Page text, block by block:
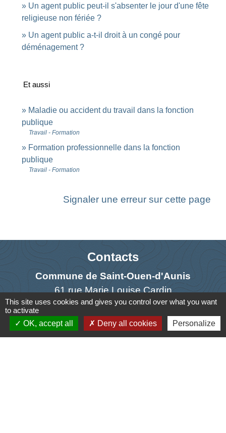
Un agent public peut-il s'absenter le jour d'une fête
religieuse non fériée ?
Un agent public a-t-il droit à un congé pour
déménagement ?
Et aussi
Maladie ou accident du travail dans la fonction
publique
Travail - Formation
Formation professionnelle dans la fonction
publique
Travail - Formation
Signaler une erreur sur cette page
Contacts
Commune de Saint-Ouen-d'Aunis
61 rue Marie Louise Cardin
17230 Saint-Ouen-d'Aunis - FRANCE
+33 5 46 01 40 64
This site uses cookies and gives you control over what you want
to activate
OK, accept all
Deny all cookies Personalize